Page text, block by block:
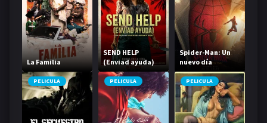
La Familia
SEND HELP
(Enviad ayuda)
Spider-Man: Un
nuevo día
PELICULA PELICULA PELICULA